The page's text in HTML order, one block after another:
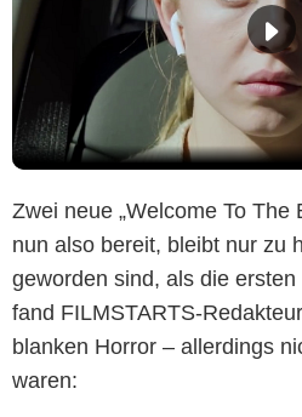
Zwei neue „Welcome To The
nun also bereit, bleibt nur zu
geworden sind, als die
fand FILMSTARTS-
blanken Horror – allerdings
waren: